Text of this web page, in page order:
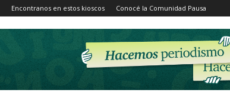
Encontranos en estos kioscos Conocé la Comunidad Pausa